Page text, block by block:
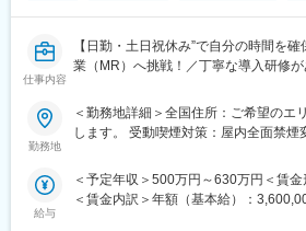
※プロジェクトの状況によっては、選
ェクトが出るまで保留）となる場合も
変更の範囲：会社の定める業務
また、配属後も一人ひとりの知識とス
様々な研修をご用意しています。
《あなたの想いを実現する豊富なキャ
制！》
社部門（マネージャー、研修部門など
など幅広いキャリアプランがあります
仕事内容
【日勤・土日祝休み”で自分の時間を
業（MR）へ挑戦！／丁寧な導入研修
《資格と想いがあれば活躍できる！》
「誰かのためになる仕事がしたい」「
ます。
これまでの経験を活かして新たなフィ
勤務地
＜勤務地詳細＞全国住所：ご希望のエ
します。 受動喫煙対策：屋内全面禁煙
給与
＜予定年収＞500万円～630万円＜賃
＜賃金内訳＞年額（基本給）：